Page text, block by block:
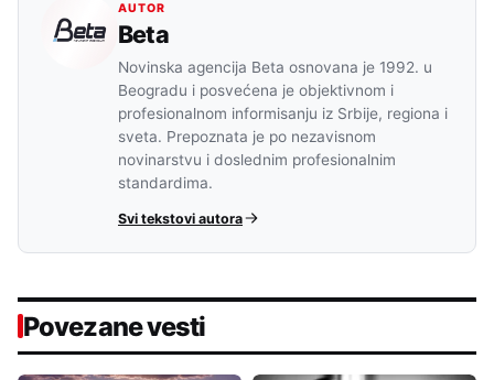
AUTOR
Beta
Novinska agencija Beta osnovana je 1992. u
Beogradu i posvećena je objektivnom i
profesionalnom informisanju iz Srbije, regiona i
sveta. Prepoznata je po nezavisnom
novinarstvu i doslednim profesionalnim
standardima.
Svi tekstovi autora
Povezane vesti